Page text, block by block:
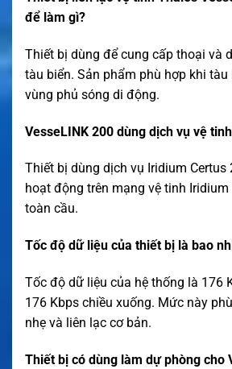
để làm gì?
Thiết bị dùng để cung cấp thoại và
tàu biển. Sản phẩm phù hợp khi
vùng phủ sóng di động.
VesseLINK 200 dùng dịch vụ vệ
Thiết bị dùng dịch vụ Iridium Certus
hoạt động trên mạng vệ tinh
toàn cầu.
Tốc độ dữ liệu của thiết bị là bao
Tốc độ dữ liệu của hệ thống là 176
176 Kbps chiều xuống. Mức này
nhẹ và liên lạc cơ bản.
Thiết bị có dùng làm dự phòng cho